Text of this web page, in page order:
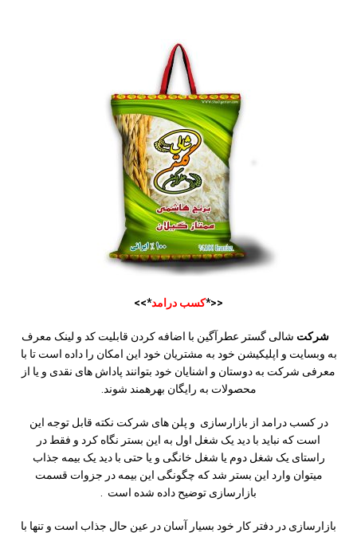
<<*کسب درامد*>>
شرکت شالی گستر عطرآگین با اضافه کردن قابلیت کد و لینک معرف
به وبسایت و اپلیکیشن خود به مشتریان خود این امکان را داده است تا با
معرفی شرکت به دوستان و اشنایان خود بتوانند پاداش های نقدی و یا از
محصولات به رایگان بهرهمند شوند.
در کسب درامد از بازارسازی و پلن های شرکت نکته قابل توجه این
است که نباید با دید یک شغل اول به این بستر نگاه کرد و فقط در
راستای یک شغل دوم یا شغل خانگی و یا حتی با دید یک بیمه جذاب
میتوان وارد این بستر شد که چگونگی این بیمه در جزوات قسمت
بازارسازی توضیح داده شده است .
بازارسازی در دفتر کار خود بسیار آسان در عین حال جذاب است و تنها با